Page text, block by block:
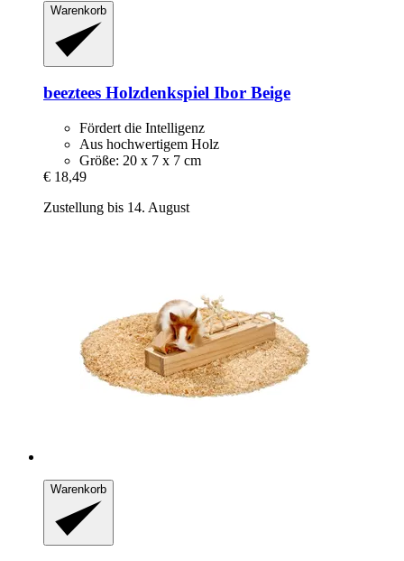
Warenkorb
beeztees Holzdenkspiel Ibor Beige
Fördert die Intelligenz
Aus hochwertigem Holz
Größe: 20 x 7 x 7 cm
€ 18,49
Zustellung bis 14. August
Warenkorb